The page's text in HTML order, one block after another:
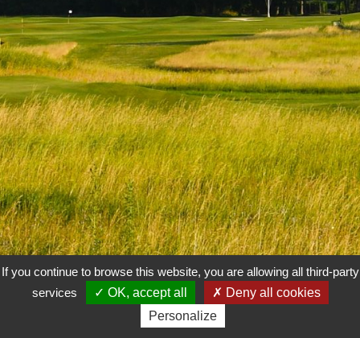
2 3 4 5 6 7 9 10 11 12
15 16 17
If you continue to browse this website, you are allowing all third-party
services
OK, accept all
Deny all cookies
Personalize